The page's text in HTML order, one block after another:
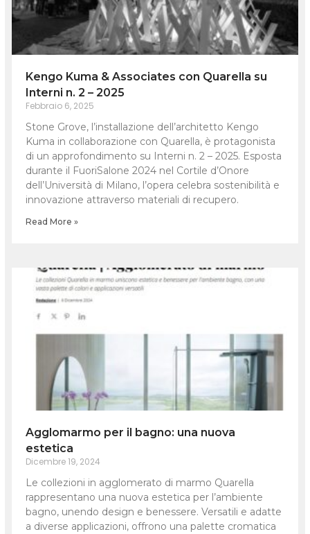
Kengo Kuma & Associates con Quarella su
Interni n. 2 – 2025
Febbraio 6, 2025
Stone Grove, l’installazione dell’architetto Kengo
Kuma in collaborazione con Quarella, è protagonista
di un approfondimento su Interni n. 2 – 2025. Esposta
durante il FuoriSalone 2024 nel Cortile d’Onore
dell’Università di Milano, l’opera celebra sostenibilità e
innovazione attraverso materiali di recupero.
Read More »
Agglomarmo per il bagno: una nuova
estetica
Dicembre 19, 2024
Le collezioni in agglomerato di marmo Quarella
rappresentano una nuova estetica per l’ambiente
bagno, unendo design e benessere. Versatili e adatte
a diverse applicazioni, offrono una palette cromatica